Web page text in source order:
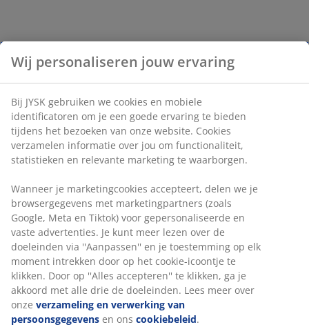
Wij personaliseren jouw ervaring
Bij JYSK gebruiken we cookies en mobiele
identificatoren om je een goede ervaring te bieden
tijdens het bezoeken van onze website. Cookies
verzamelen informatie over jou om functionaliteit,
statistieken en relevante marketing te waarborgen.
Wanneer je marketingcookies accepteert, delen we je
browsergegevens met marketingpartners (zoals
Google, Meta en Tiktok) voor gepersonaliseerde en
vaste advertenties. Je kunt meer lezen over de
doeleinden via ''Aanpassen'' en je toestemming op elk
moment intrekken door op het cookie-icoontje te
klikken. Door op ''Alles accepteren'' te klikken, ga je
akkoord met alle drie de doeleinden. Lees meer over
onze verzameling en verwerking van
persoonsgegevens en ons cookiebeleid.